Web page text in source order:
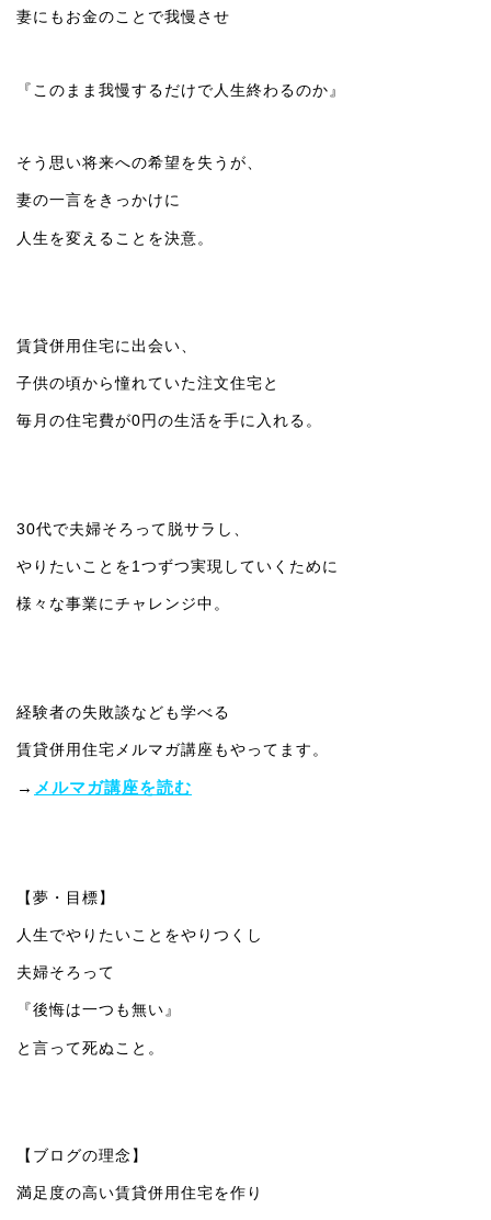
妻にもお金のことで我慢させ
『このまま我慢するだけで人生終わるのか』
そう思い将来への希望を失うが、
妻の一言をきっかけに
人生を変えることを決意。
賃貸併用住宅に出会い、
子供の頃から憧れていた注文住宅と
毎月の住宅費が0円の生活を手に入れる。
30代で夫婦そろって脱サラし、
やりたいことを1つずつ実現していくために
様々な事業にチャレンジ中。
経験者の失敗談なども学べる
賃貸併用住宅メルマガ講座もやってます。
→ メルマガ講座を読む
【夢・目標】
人生でやりたいことをやりつくし
夫婦そろって
『後悔は一つも無い』
と言って死ぬこと。
【ブログの理念】
満足度の高い賃貸併用住宅を作り